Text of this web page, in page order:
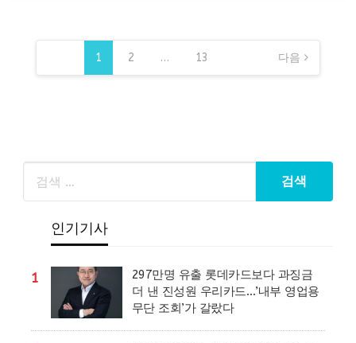
글
이
1 2 … 13 다음
인기기사
1
297만명 유출 롯데카드보다 과징금
더 낸 진성원 우리카드…’내부 영업용
무단 조회’가 갈랐다